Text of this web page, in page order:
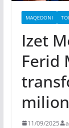
MAQEDONI
Izet
Ferid
11/09/2025